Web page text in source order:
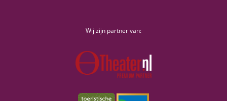
Wij zijn partner van: